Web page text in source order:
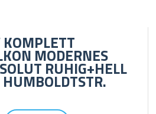
KOMPLETT
MODERNES
RUHIG+HELL